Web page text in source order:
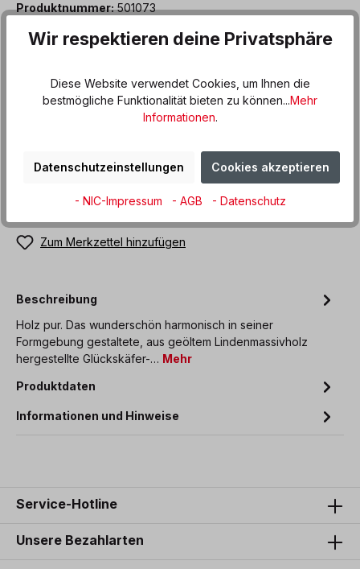
Produktnummer:501073
49,90 €*
benachrichtigen Sie gern per E-Mail
Zum Merkzettel hinzufügen
Beschreibung
Holz pur. Das wunderschön harmonisch in seiner
Formgebung gestaltete, aus geöltem Lindenmassivholz
hergestellte Glückskäfer-… Mehr
Produktdaten
Informationen und Hinweise
Service-Hotline
Unsere Bezahlarten
Wir respektieren deine Privatsphäre
Diese Website verwendet Cookies, um Ihnen die
bestmögliche Funktionalität bieten zu können...Mehr
Informationen.
Datenschutzeinstellungen Cookies akzeptieren
- NIC-Impressum - AGB - Datenschutz